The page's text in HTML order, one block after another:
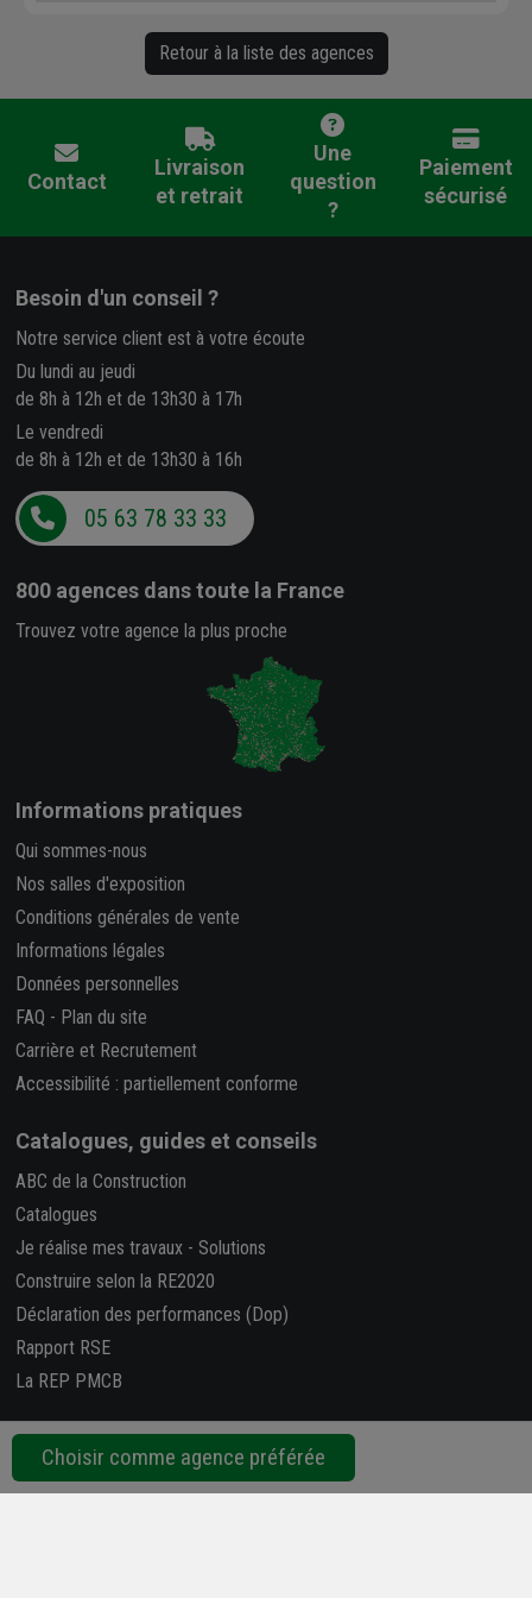
Choisir comme agence préférée
Retour à la liste des agences
Contact
Livraison
et retrait
Une
question
?
Paiement
sécurisé
Besoin d'un conseil ?
Notre service client est à votre écoute
Du lundi au jeudi
de 8h à 12h et de 13h30 à 17h
Le vendredi
de 8h à 12h et de 13h30 à 16h
05 63 78 33 33
800 agences dans toute la France
Trouvez votre agence la plus proche
Informations pratiques
Qui sommes-nous
Nos salles d'exposition
Conditions générales de vente
Informations légales
Données personnelles
FAQ - Plan du site
Carrière et Recrutement
Accessibilité : partiellement conforme
Catalogues, guides et conseils
ABC de la Construction
Catalogues
Je réalise mes travaux - Solutions
Construire selon la RE2020
Déclaration des performances (Dop)
Rapport RSE
La REP PMCB
Nous suivre
Retrouvez-nous sur les réseaux sociaux !